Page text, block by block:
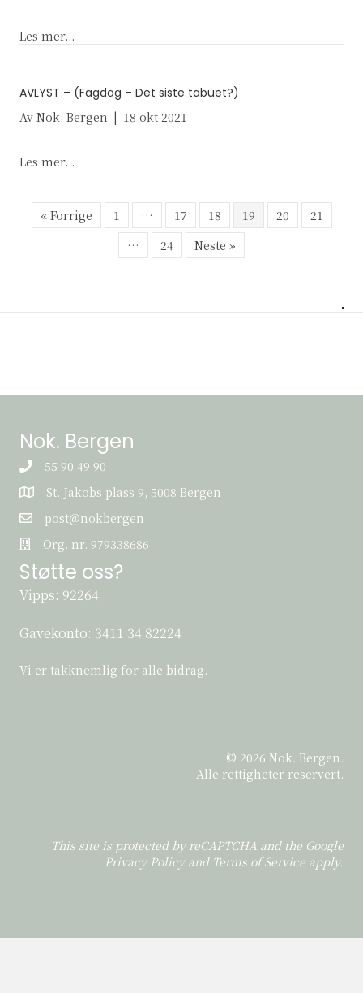
Les mer...
AVLYST – (Fagdag – Det siste tabuet?)
Av Nok. Bergen | 18 okt 2021
Les mer...
« Forrige 1 … 17 18 19 20
21
…
24 Neste »
Nok. Bergen
55 90 49 90
St. Jakobs plass 9, 5008 Bergen
St. Jakobs plass 9, 5008 Bergen
post@nokbergen
post@nokbergen
Org. nr. 979338686
Org. nr. 979338686
Støtte oss?
Vipps: 92264
Gavekonto: 3411 34 82224
Vi er takknemlig for alle bidrag.
© 2026 Nok. Bergen.
Alle rettigheter reservert.
This site is protected by reCAPTCHA and the Google
Privacy Policyand Terms of Service apply.